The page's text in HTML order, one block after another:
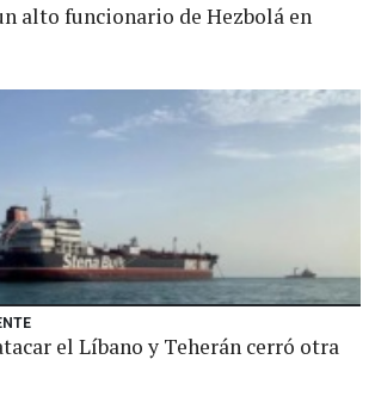
alto funcionario de Hezbolá en
el Líbano y Teherán cerró otra